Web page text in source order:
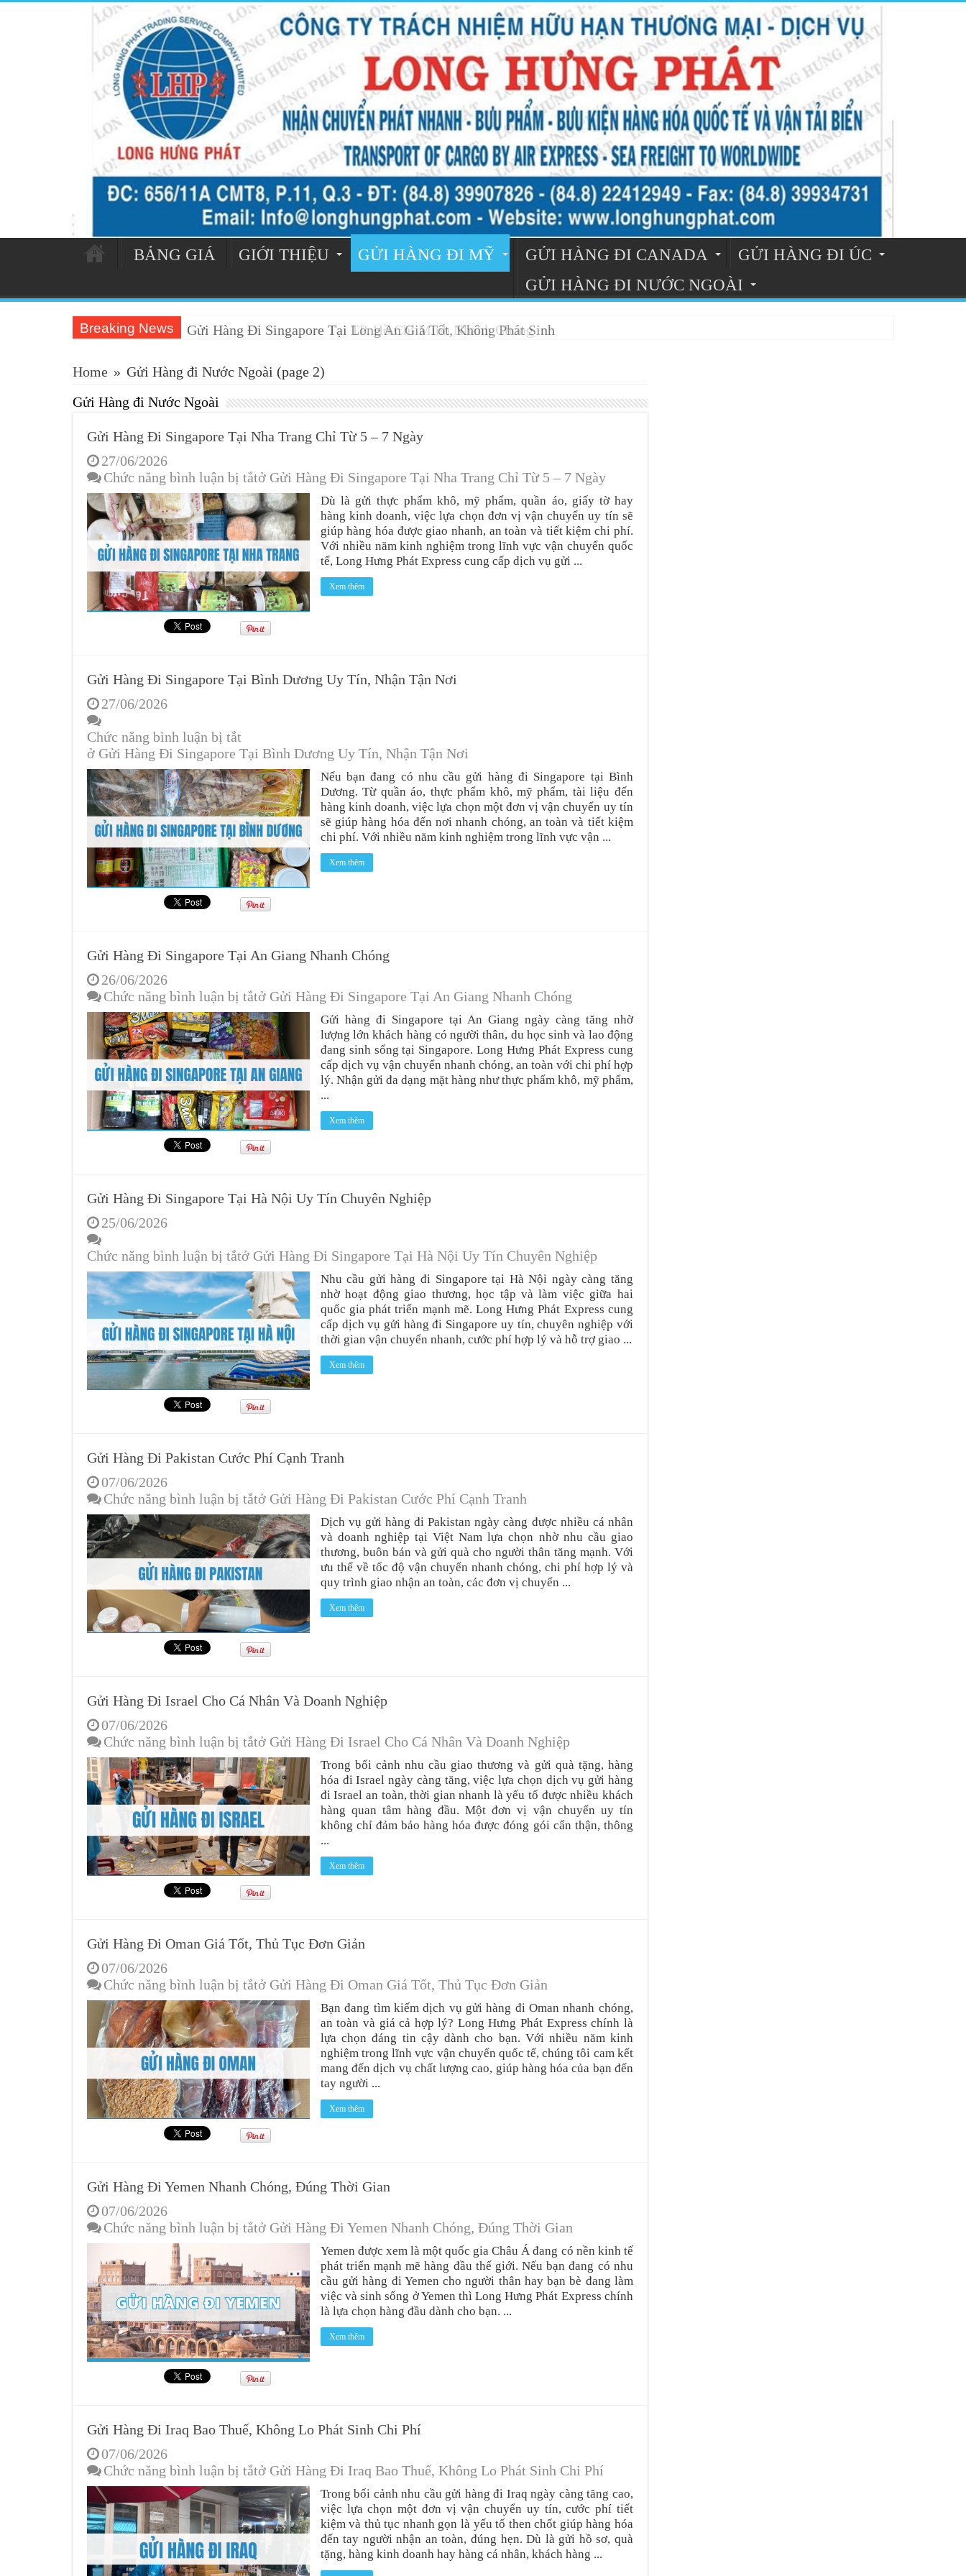
BẢNG GIÁ GIỚI THIỆU GỬI HÀNG ĐI MỸ GỬI HÀNG ĐI CANADA
GỬI HÀNG ĐI ÚC
GỬI HÀNG ĐI NƯỚC NGOÀI
Breaking News Gửi Hàng Đi Singapore Tại Long An Giá Tốt, Không Phát Sinh
Home » Gửi Hàng đi Nước Ngoài (page 2)
Gửi Hàng đi Nước Ngoài
Gửi Hàng Đi Singapore Tại Nha Trang Chỉ Từ 5 – 7 Ngày
27/06/2026
Chức năng bình luận bị tắtở Gửi Hàng Đi Singapore Tại Nha Trang Chỉ Từ 5 – 7 Ngày
Dù là gửi thực phẩm khô, mỹ phẩm, quần áo, giấy tờ hay
hàng kinh doanh, việc lựa chọn đơn vị vận chuyển uy tín sẽ
giúp hàng hóa được giao nhanh, an toàn và tiết kiệm chi phí.
Với nhiều năm kinh nghiệm trong lĩnh vực vận chuyển quốc
tế, Long Hưng Phát Express cung cấp dịch vụ gửi ...
Xem thêm
Gửi Hàng Đi Singapore Tại Bình Dương Uy Tín, Nhận Tận Nơi
27/06/2026
Chức năng bình luận bị tắt
ở Gửi Hàng Đi Singapore Tại Bình Dương Uy Tín, Nhận Tận Nơi
Nếu bạn đang có nhu cầu gửi hàng đi Singapore tại Bình
Dương. Từ quần áo, thực phẩm khô, mỹ phẩm, tài liệu đến
hàng kinh doanh, việc lựa chọn một đơn vị vận chuyển uy tín
sẽ giúp hàng hóa đến nơi nhanh chóng, an toàn và tiết kiệm
chi phí. Với nhiều năm kinh nghiệm trong lĩnh vực vận ...
Xem thêm
Gửi Hàng Đi Singapore Tại An Giang Nhanh Chóng
26/06/2026
Chức năng bình luận bị tắtở Gửi Hàng Đi Singapore Tại An Giang Nhanh Chóng
Gửi hàng đi Singapore tại An Giang ngày càng tăng nhờ
lượng lớn khách hàng có người thân, du học sinh và lao động
đang sinh sống tại Singapore. Long Hưng Phát Express cung
cấp dịch vụ vận chuyển nhanh chóng, an toàn với chi phí hợp
lý. Nhận gửi đa dạng mặt hàng như thực phẩm khô, mỹ phẩm,
...
Xem thêm
Gửi Hàng Đi Singapore Tại Hà Nội Uy Tín Chuyên Nghiệp
25/06/2026
Chức năng bình luận bị tắtở Gửi Hàng Đi Singapore Tại Hà Nội Uy Tín Chuyên Nghiệp
Nhu cầu gửi hàng đi Singapore tại Hà Nội ngày càng tăng
nhờ hoạt động giao thương, học tập và làm việc giữa hai
quốc gia phát triển mạnh mẽ. Long Hưng Phát Express cung
cấp dịch vụ gửi hàng đi Singapore uy tín, chuyên nghiệp với
thời gian vận chuyển nhanh, cước phí hợp lý và hỗ trợ giao ...
Xem thêm
Gửi Hàng Đi Pakistan Cước Phí Cạnh Tranh
07/06/2026
Chức năng bình luận bị tắtở Gửi Hàng Đi Pakistan Cước Phí Cạnh Tranh
Dịch vụ gửi hàng đi Pakistan ngày càng được nhiều cá nhân
và doanh nghiệp tại Việt Nam lựa chọn nhờ nhu cầu giao
thương, buôn bán và gửi quà cho người thân tăng mạnh. Với
ưu thế về tốc độ vận chuyển nhanh chóng, chi phí hợp lý và
quy trình giao nhận an toàn, các đơn vị chuyển ...
Xem thêm
Gửi Hàng Đi Israel Cho Cá Nhân Và Doanh Nghiệp
07/06/2026
Chức năng bình luận bị tắtở Gửi Hàng Đi Israel Cho Cá Nhân Và Doanh Nghiệp
Trong bối cảnh nhu cầu giao thương và gửi quà tặng, hàng
hóa đi Israel ngày càng tăng, việc lựa chọn dịch vụ gửi hàng
đi Israel an toàn, thời gian nhanh là yếu tố được nhiều khách
hàng quan tâm hàng đầu. Một đơn vị vận chuyển uy tín
không chỉ đảm bảo hàng hóa được đóng gói cẩn thận, thông
...
Xem thêm
Gửi Hàng Đi Oman Giá Tốt, Thủ Tục Đơn Giản
07/06/2026
Chức năng bình luận bị tắtở Gửi Hàng Đi Oman Giá Tốt, Thủ Tục Đơn Giản
Bạn đang tìm kiếm dịch vụ gửi hàng đi Oman nhanh chóng,
an toàn và giá cả hợp lý? Long Hưng Phát Express chính là
lựa chọn đáng tin cậy dành cho bạn. Với nhiều năm kinh
nghiệm trong lĩnh vực vận chuyển quốc tế, chúng tôi cam kết
mang đến dịch vụ chất lượng cao, giúp hàng hóa của bạn đến
tay người ...
Xem thêm
Gửi Hàng Đi Yemen Nhanh Chóng, Đúng Thời Gian
07/06/2026
Chức năng bình luận bị tắtở Gửi Hàng Đi Yemen Nhanh Chóng, Đúng Thời Gian
Yemen được xem là một quốc gia Châu Á đang có nền kinh tế
phát triển mạnh mẽ hàng đầu thế giới. Nếu bạn đang có nhu
cầu gửi hàng đi Yemen cho người thân hay bạn bè đang làm
việc và sinh sống ở Yemen thì Long Hưng Phát Express chính
là lựa chọn hàng đầu dành cho bạn. ...
Xem thêm
Gửi Hàng Đi Iraq Bao Thuế, Không Lo Phát Sinh Chi Phí
07/06/2026
Chức năng bình luận bị tắtở Gửi Hàng Đi Iraq Bao Thuế, Không Lo Phát Sinh Chi Phí
Trong bối cảnh nhu cầu gửi hàng đi Iraq ngày càng tăng cao,
việc lựa chọn một đơn vị vận chuyển uy tín, cước phí tiết
kiệm và thủ tục nhanh gọn là yếu tố then chốt giúp hàng hóa
đến tay người nhận an toàn, đúng hẹn. Dù là gửi hồ sơ, quà
tặng, hàng kinh doanh hay hàng cá nhân, khách hàng ...